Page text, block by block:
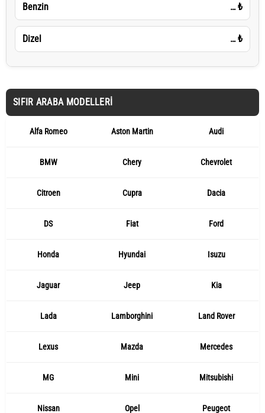
Benzin … ₺
Dizel … ₺
SIFIR ARABA MODELLERI
Alfa Romeo Aston Martin Audi
BMW Chery Chevrolet
Citroen Cupra Dacia
DS Fiat Ford
Honda Hyundai Isuzu
Jaguar Jeep Kia
Lada Lamborghini Land Rover
Lexus Mazda Mercedes
MG Mini Mitsubishi
Nissan Opel Peugeot